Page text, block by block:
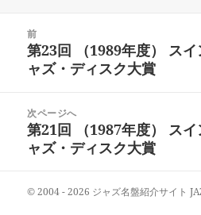
前
前
の
稿:
第23回 （1989年度） ス
ャズ・ディスク大賞
次ページへ
次
の
稿:
第21回 （1987年度） ス
ャズ・ディスク大賞
© 2004 - 2026 ジャズ名盤紹介サイト